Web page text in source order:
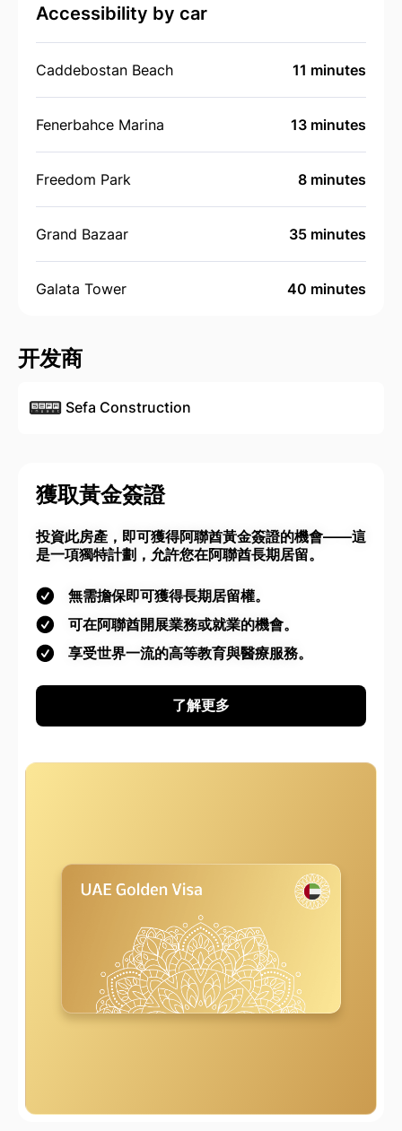
Accessibility by car
Caddebostan Beach 11 minutes
Fenerbahce Marina 13 minutes
Freedom Park 8 minutes
Grand Bazaar 35 minutes
Galata Tower 40 minutes
开发商
Sefa Construction
獲取黃金簽證
投資此房產，即可獲得阿聯酋黃金簽證的機會——這
是一項獨特計劃，允許您在阿聯酋長期居留。
無需擔保即可獲得長期居留權。
可在阿聯酋開展業務或就業的機會。
享受世界一流的高等教育與醫療服務。
了解更多